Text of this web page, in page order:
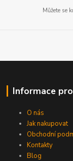
Můžete se
Informace
O nás
Jak nakupovat
Obchodní
Kontakty
Blog